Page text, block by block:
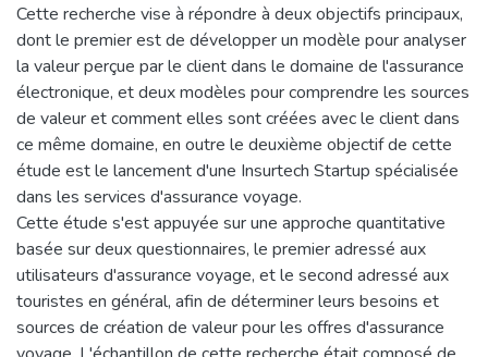
Cette recherche vise à répondre à deux objectifs principaux,
dont le premier est de développer un modèle pour analyser
la valeur perçue par le client dans le domaine de l'assurance
électronique, et deux modèles pour comprendre les sources
de valeur et comment elles sont créées avec le client dans
ce même domaine, en outre le deuxième objectif de cette
étude est le lancement d'une Insurtech Startup spécialisée
dans les services d'assurance voyage.
Cette étude s'est appuyée sur une approche quantitative
basée sur deux questionnaires, le premier adressé aux
utilisateurs d'assurance voyage, et le second adressé aux
touristes en général, afin de déterminer leurs besoins et
sources de création de valeur pour les offres d'assurance